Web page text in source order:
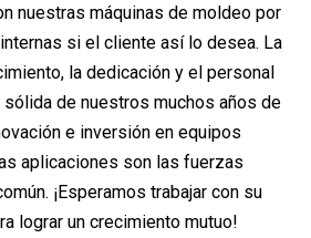
nuestras máquinas de moldeo por
si el cliente así lo desea. La
la dedicación y el personal
de nuestros muchos años de
e inversión en equipos
aplicaciones son las fuerzas
¡Esperamos trabajar con su
lograr un crecimiento mutuo!